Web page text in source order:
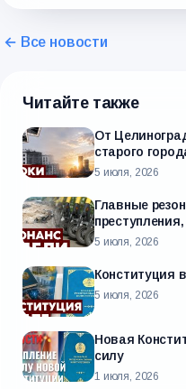
← Все новости
Читайте также
От
старого
5 июля, 2026
Главные
5 июля, 2026
Конституция
5 июля, 2026
Новая
силу
1 июля, 2026